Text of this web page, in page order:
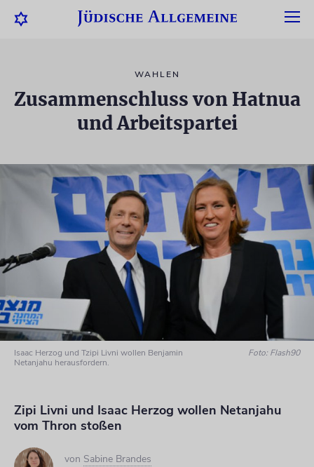
WAHLEN
Zusammenschluss von Hatnua
und Arbeitspartei
Isaac Herzog und Tzipi Livni wollen Benjamin
Netanjahu herausfordern.
Foto: Flash90
Zipi Livni und Isaac Herzog wollen Netanjahu
vom Thron stoßen
von Sabine Brandes